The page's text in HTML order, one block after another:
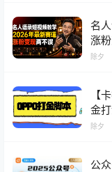
名
涨
除夕
【
金
【
除夕
公